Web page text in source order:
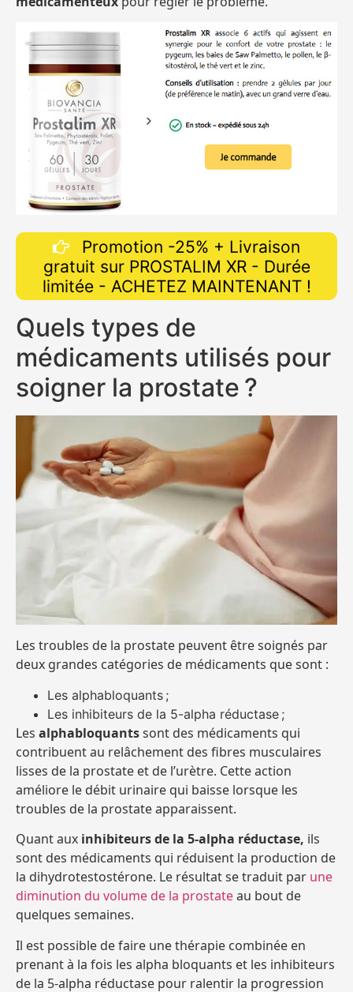
Promotion -25% + Livraison
gratuit sur PROSTALIM XR - Durée
limitée - ACHETEZ MAINTENANT !
Quels types de
médicaments utilisés pour
soigner la prostate ?
Les troubles de la prostate peuvent être soignés par
deux grandes catégories de médicaments que sont :
Les alphabloquants ;
Les inhibiteurs de la 5-alpha réductase ;
Les alphabloquantssont des médicaments qui
contribuent au relâchement des fibres musculaires
lisses de la prostate et de l’urètre. Cette action
améliore le débit urinaire qui baisse lorsque les
troubles de la prostate apparaissent.
Quant aux inhibiteurs de la 5-alpha réductase, ils
sont des médicaments qui réduisent la production de
la dihydrotestostérone. Le résultat se traduit par une
diminution du volume de la prostateau bout de
quelques semaines.
Il est possible de faire une thérapie combinée en
prenant à la fois les alpha bloquants et les inhibiteurs
de la 5-alpha réductase pour ralentir la progression